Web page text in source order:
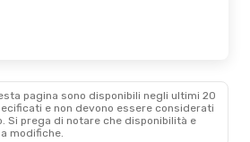
pagina sono disponibili negli ultimi 20
e non devono essere considerati
Si prega di notare che disponibilità e
modifiche.